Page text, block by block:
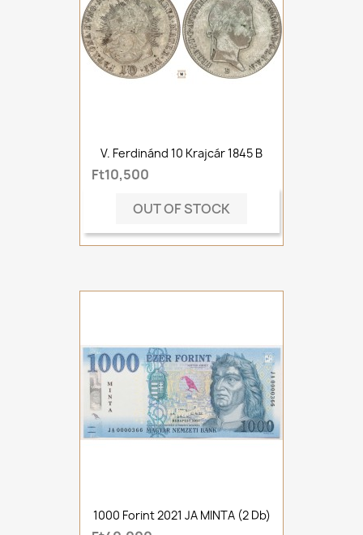
V. Ferdinánd 10 Krajcár 1845 B
Ft10,500
OUT OF STOCK
1000 Forint 2021 JA MINTA (2 Db)